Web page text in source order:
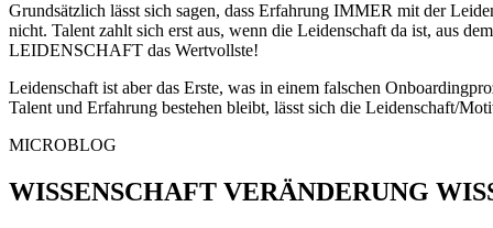
Grundsätzlich lässt sich sagen, dass Erfahrung IMMER mit der
nicht. Talent zahlt sich erst aus, wenn die Leidenschaft da ist, aus
LEIDENSCHAFT das Wertvollste!
Leidenschaft ist aber das Erste, was in einem falschen
Talent und Erfahrung bestehen bleibt, lässt sich die Leidenschaft/
MICROBLOG
WISSENSCHAFT VERÄNDERUNG